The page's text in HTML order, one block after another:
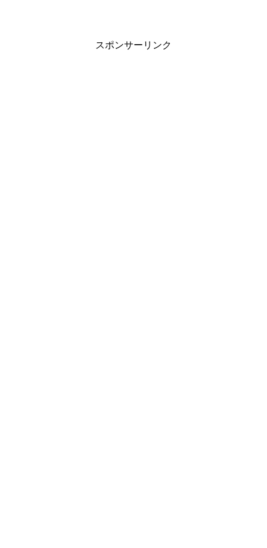
スポンサーリンク